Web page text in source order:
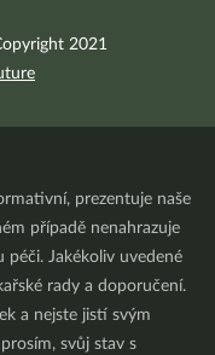
2021
prezentuje naše
případě nenahrazuje
Jakékoliv uvedené
rady a doporučení.
a nejste jistí svým
svůj stav s